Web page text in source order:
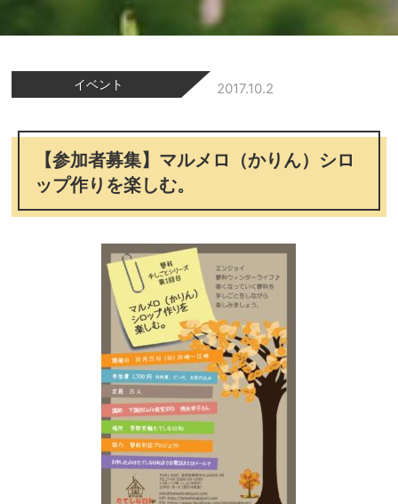
イベント 2017.10.2
【参加者募集】マルメロ（かりん）シロ
ップ作りを楽しむ。